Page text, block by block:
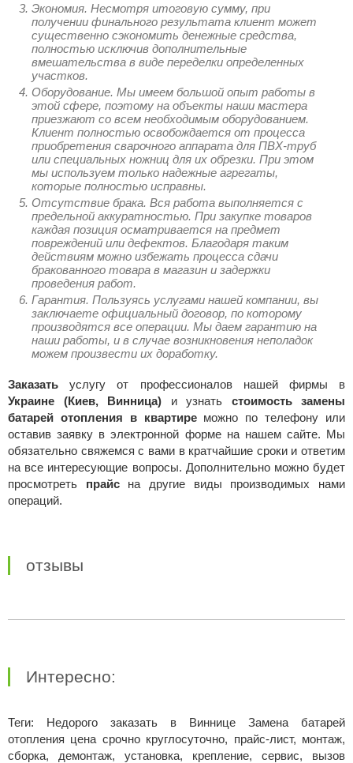
Экономия. Несмотря итоговую сумму, при
получении финального результата клиент может
существенно сэкономить денежные средства,
полностью исключив дополнительные
вмешательства в виде переделки определенных
участков.
Оборудование. Мы имеем большой опыт работы в
этой сфере, поэтому на объекты наши мастера
приезжают со всем необходимым оборудованием.
Клиент полностью освобождается от процесса
приобретения сварочного аппарата для ПВХ-труб
или специальных ножниц для их обрезки. При этом
мы используем только надежные агрегаты,
которые полностью исправны.
Отсутствие брака. Вся работа выполняется с
предельной аккуратностью. При закупке товаров
каждая позиция осматривается на предмет
повреждений или дефектов. Благодаря таким
действиям можно избежать процесса сдачи
бракованного товара в магазин и задержки
проведения работ.
Гарантия. Пользуясь услугами нашей компании, вы
заключаете официальный договор, по которому
производятся все операции. Мы даем гарантию на
наши работы, и в случае возникновения неполадок
можем произвести их доработку.
Заказатьуслугу от профессионалов нашей фирмы в
Украине (Киев, Винница) и узнать стоимость замены
батарей отопления в квартире можно по телефону или
оставив заявку в электронной форме на нашем сайте. Мы
обязательно свяжемся с вами в кратчайшие сроки и ответим
на все интересующие вопросы. Дополнительно можно будет
просмотреть прайсна другие виды производимых нами
операций.
отзывы
Интересно:
Теги: Недорого заказать в Виннице Замена батарей
отопления цена срочно круглосуточно, прайс-лист, монтаж,
сборка, демонтаж, установка, крепление, сервис, вызов